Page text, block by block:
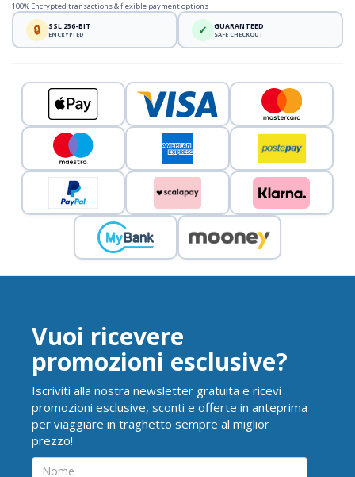
100% Encrypted transactions & flexible payment options
🔒 SSL 256-BIT
ENCRYPTED ✓ GUARANTEED
SAFE CHECKOUT
Vuoi ricevere
promozioni esclusive?
Iscriviti alla nostra newsletter gratuita e ricevi
promozioni esclusive, sconti e offerte in anteprima
per viaggiare in traghetto sempre al miglior
prezzo!